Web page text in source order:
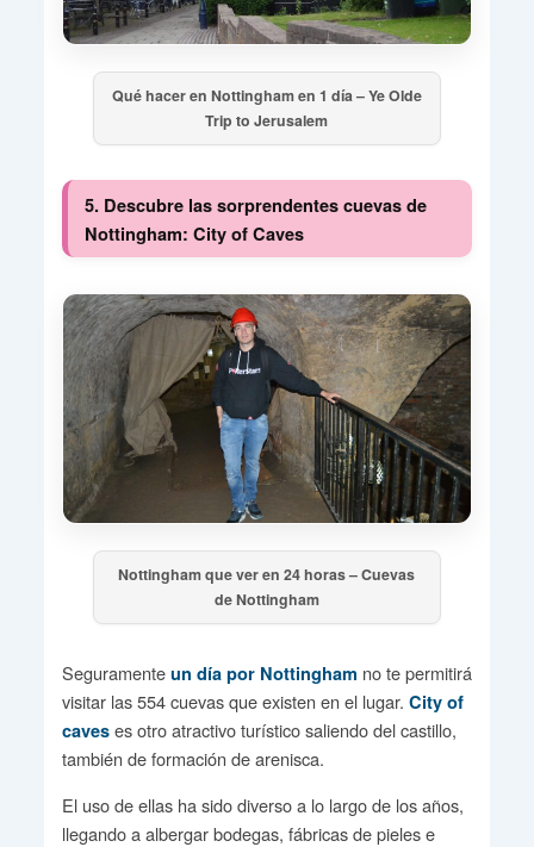
Qué hacer en Nottingham en 1 día – Ye Olde
Trip to Jerusalem
5. Descubre las sorprendentes cuevas de
Nottingham: City of Caves
Nottingham que ver en 24 horas – Cuevas
de Nottingham
Seguramente un día por Nottingham no te permitirá
visitar las 554 cuevas que existen en el lugar. City of
caveses otro atractivo turístico saliendo del castillo,
también de formación de arenisca.
El uso de ellas ha sido diverso a lo largo de los años,
llegando a albergar bodegas, fábricas de pieles e